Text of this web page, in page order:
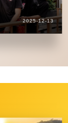
2025-12-13